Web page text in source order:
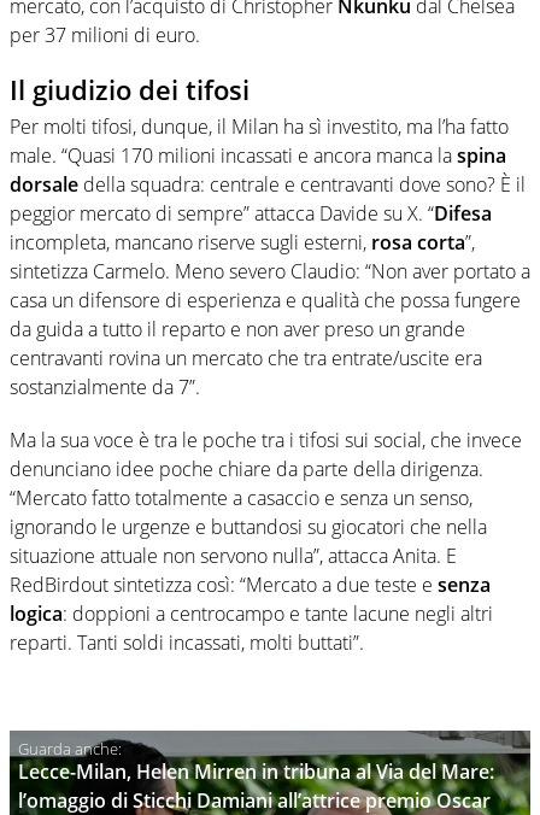
mercato, con l’acquisto di Christopher Nkunku dal Chelsea
per 37 milioni di euro.
Il giudizio dei tifosi
Per molti tifosi, dunque, il Milan ha sì investito, ma l’ha fatto
male. “Quasi 170 milioni incassati e ancora manca laspina
dorsale della squadra: centrale e centravanti dove sono? È il
peggior mercato di sempre” attacca Davide su X. “Difesa
incompleta, mancano riserve sugli esterni, rosa corta”,
sintetizza Carmelo. Meno severo Claudio: “Non aver portato a
casa un difensore di esperienza e qualità che possa fungere
da guida a tutto il reparto e non aver preso un grande
centravanti rovina un mercato che tra entrate/uscite era
sostanzialmente da 7”.
Ma la sua voce è tra le poche tra i tifosi sui social, che invece
denunciano idee poche chiare da parte della dirigenza.
“Mercato fatto totalmente a casaccio e senza un senso,
ignorando le urgenze e buttandosi su giocatori che nella
situazione attuale non servono nulla”, attacca Anita. E
RedBirdout sintetizza così: “Mercato a due teste e senza
logica: doppioni a centrocampo e tante lacune negli altri
reparti. Tanti soldi incassati, molti buttati”.
Lecce-Milan, Helen Mirren in tribuna al Via del Mare:
l’omaggio di Sticchi Damiani all’attrice premio Oscar